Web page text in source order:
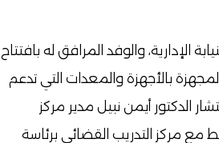
والوفد المرافق له بافتتاح
بالأجهزة والمعدات التي تدعم
الدكتور أيمن نبيل مدير مركز
مع مركز التدريب القضائي برئاسة